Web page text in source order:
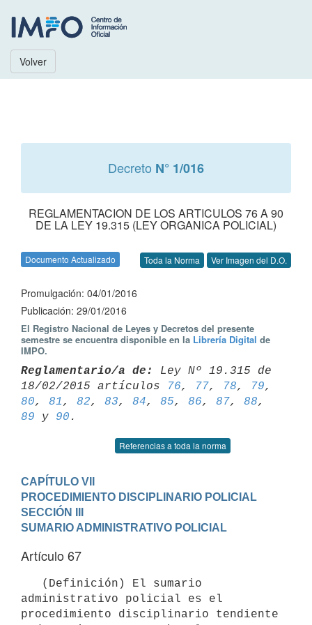
Volver
Decreto N° 1/016
REGLAMENTACION DE LOS ARTICULOS 76 A 90
DE LA LEY 19.315 (LEY ORGANICA POLICIAL)
Documento Actualizado Toda la Norma Ver Imagen del D.O.
Promulgación: 04/01/2016
Publicación: 29/01/2016
El Registro Nacional de Leyes y Decretos del presente
semestre se encuentra disponible en la Librería Digital de
IMPO.
Reglamentario/a de:
Ley Nº 19.315 de
18/02/2015 artículos
76, 77, 78, 79
80, 81 , 82, 83, 84, 85, 86, 87, 88
89 y 90
Referencias a toda la norma
CAPÍTULO VII
PROCEDIMIENTO DISCIPLINARIO POLICIAL
SECCIÓN III
SUMARIO ADMINISTRATIVO POLICIAL
Artículo 67
administrativo policial es el
procedimiento disciplinario tendiente